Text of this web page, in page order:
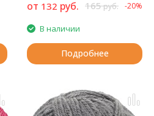
от 132 руб. 165руб. -20%
В наличии
Подробнее